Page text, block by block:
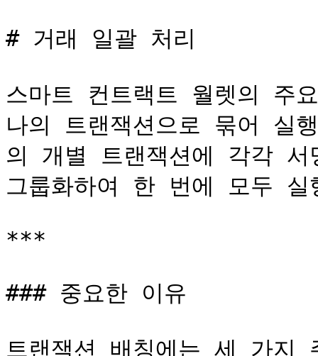
# 거래 일괄 처리
스마트 컨트랙트 월렛의 주
나의 트랜잭션으로 묶어 실
의 개별 트랜잭션에 각각
그룹화하여 한 번에 모두
***
### 중요한 이유
트랜잭션 배칭에는 세 가지